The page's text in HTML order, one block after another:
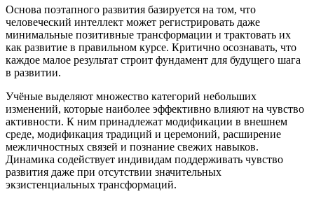
Основа поэтапного развития базируется на том, что
человеческий интеллект может регистрировать даже
минимальные позитивные трансформации и трактовать их
как развитие в правильном курсе. Критично осознавать, что
каждое малое результат строит фундамент для будущего шага
в развитии.
Учёные выделяют множество категорий небольших
изменений, которые наиболее эффективно влияют на чувство
активности. К ним принадлежат модификации в внешнем
среде, модификация традиций и церемоний, расширение
межличностных связей и познание свежих навыков.
Динамика содействует индивидам поддерживать чувство
развития даже при отсутствии значительных
экзистенциальных трансформаций.